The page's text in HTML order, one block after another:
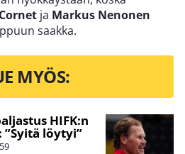
ja Markus Nenonen
saakka.
MYÖS:
HIFK:n
löytyi”